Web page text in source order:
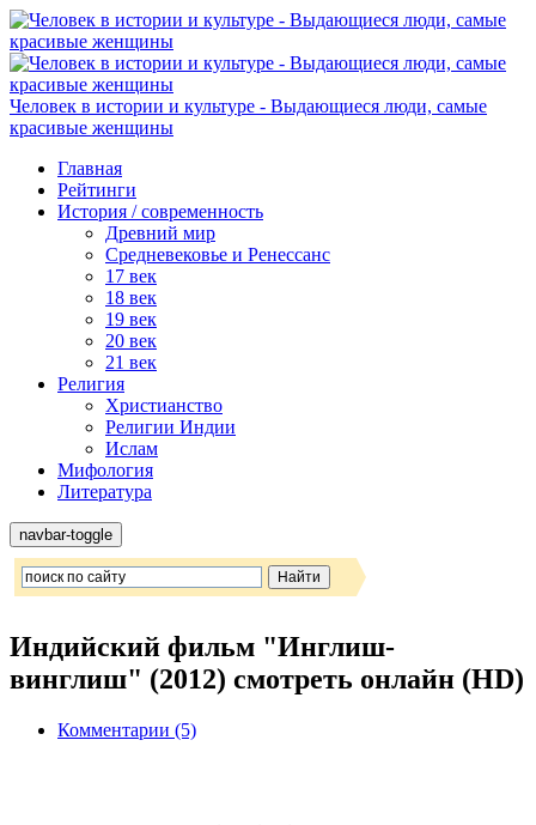
Человек в истории и культуре - Выдающиеся люди, самые
красивые женщины
Главная
Рейтинги
История / современность
Древний мир
Средневековье и Ренессанс
17 век
18 век
19 век
20 век
21 век
Религия
Христианство
Религии Индии
Ислам
Мифология
Литература
navbar-toggle
Индийский фильм "Инглиш-
винглиш" (2012) смотреть онлайн (HD)
Комментарии (5)